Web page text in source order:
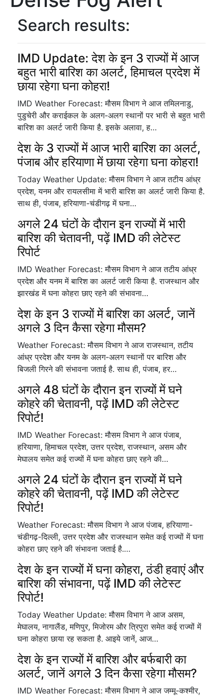
Search results:
IMD Update: देश के इन 3 राज्यों में आज
बहुत भारी बारिश का अलर्ट, हिमाचल प्रदेश में
छाया रहेगा घना कोहरा!
IMD Weather Forecast: मौसम विभाग ने आज तमिलनाडु,
पुडुचेरी और कराईकल के अलग-अलग स्थानों पर भारी से बहुत भारी
बारिश का अलर्ट जारी किया है. इसके अलावा, ह…
देश के 3 राज्यों में आज भारी बारिश का अलर्ट,
पंजाब और हरियाणा में छाया रहेगा घना कोहरा!
Today Weather Update: मौसम विभाग ने आज तटीय आंध्र
प्रदेश, यनम और रायलसीमा में भारी बारिश का अलर्ट जारी किया है.
साथ ही, पंजाब, हरियाणा-चंडीगढ़ में घना…
अगले 24 घंटों के दौरान इन राज्यों में भारी
बारिश की चेतावनी, पढ़ें IMD की लेटेस्ट
रिपोर्ट
IMD Weather Forecast: मौसम विभाग ने आज तटीय आंध्र
प्रदेश और यनम में बारिश का अलर्ट जारी किया है. राजस्थान और
झारखंड में घना कोहरा छाए रहने की संभावना…
देश के इन 3 राज्यों में बारिश का अलर्ट, जानें
अगले 3 दिन कैसा रहेगा मौसम?
Weather Forecast: मौसम विभाग ने आज राजस्थान, तटीय
आंध्र प्रदेश और यनम के अलग-अलग स्थानों पर बारिश और
बिजली गिरने की संभावना जताई है. साथ ही, पंजाब, हर…
अगले 48 घंटों के दौरान इन राज्यों में घने
कोहरे की चेतावनी, पढ़ें IMD की लेटेस्ट
रिपोर्ट!
IMD Weather Forecast: मौसम विभाग ने आज पंजाब,
हरियाणा, हिमाचल प्रदेश, उत्तर प्रदेश, राजस्थान, असम और
मेघालय समेत कई राज्यों में घना कोहरा छाए रहने की…
अगले 24 घंटों के दौरान इन राज्यों में घने
कोहरे की चेतावनी, पढ़ें IMD की लेटेस्ट
रिपोर्ट!
Weather Forecast: मौसम विभाग ने आज पंजाब, हरियाणा-
चंडीगढ़-दिल्ली, उत्तर प्रदेश और राजस्थान समेत कई राज्यों में घना
कोहरा छाए रहने की संभावना जताई है.…
देश के इन राज्यों में घना कोहरा, ठंडी हवाएं और
बारिश की संभावना, पढ़ें IMD की लेटेस्ट
रिपोर्ट!
Today Weather Update: मौसम विभाग ने आज असम,
मेघालय, नागालैंड, मणिपुर, मिजोरम और त्रिपुरा समेत कई राज्यों में
घना कोहरा छाया रह सकता है. आइये जानें, आज…
देश के इन राज्यों में बारिश और बर्फबारी का
अलर्ट, जानें अगले 3 दिन कैसा रहेगा मौसम?
IMD Weather Forecast: मौसम विभाग ने आज जम्मू-कश्मीर,